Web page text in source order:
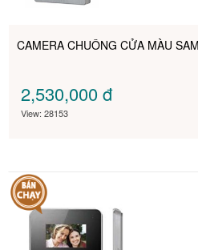
CAMERA CHUÔNG CỬA MÀU
2,530,000đ
View: 28153